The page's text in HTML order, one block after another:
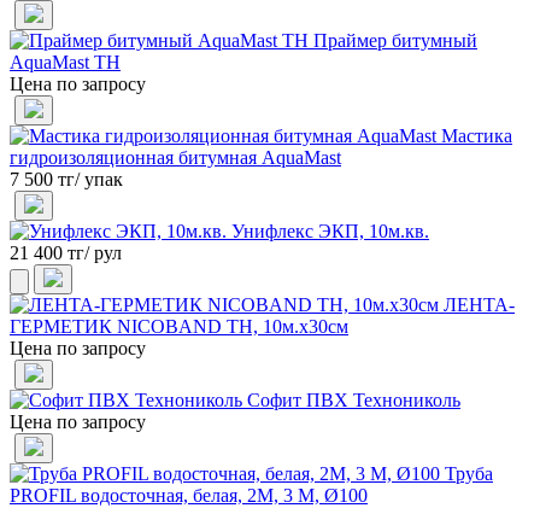
Праймер битумный
AquaMast ТН
Цена по запросу
Мастика
гидроизоляционная битумная AquaMast
7 500 тг/ упак
Унифлекс ЭКП, 10м.кв.
21 400 тг/ рул
ЛЕНТА-
ГЕРМЕТИК NICOBAND ТН, 10м.х30см
Цена по запросу
Софит ПВХ Технониколь
Цена по запросу
Труба
PROFIL водосточная, белая, 2М, 3 М, Ø100